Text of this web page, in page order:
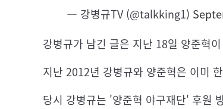
— 강병규TV (@talkking1)
강병규가 남긴 글은 지난 18일 양준혁
지난 2012년 강병규와 양준혁은 이미
당시 강병규는 '양준혁 야구재단' 후원